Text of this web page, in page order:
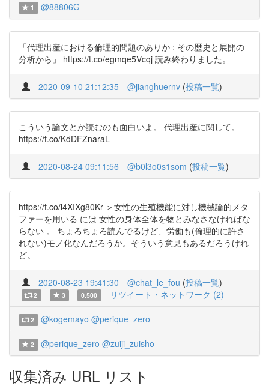
1 @88806G
「代理出産における倫理的問題のありか : その歴史と展開の
分析から」 https://t.co/egmqe5Vcqj 読み終わりました。
2020-09-10 21:12:35 @jianghuernv (投稿一覧)
こういう論文とか読むのも面白いよ。 代理出産に関して。
https://t.co/KdDFZnaraL
2020-08-24 09:11:56 @b0l3o0s1som (投稿一覧)
https://t.co/l4XIXg80Kr ＞女性の生殖機能に対し機械論的メタ
ファーを用いる には 女性の身体全体を物とみなさなければな
らない 。 ちょろちょろ読んでるけど、労働も(倫理的に許さ
れない)モノ化なんだろうか。そういう意見もあるだろうけれ
ど。
2020-08-23 19:41:30 @chat_le_fou (投稿一覧)
2 3 0.500 リツイート・ネットワーク (2)
2 @kogemayo @perique_zero
2 @perique_zero @zuiji_zuisho
収集済み URL リスト